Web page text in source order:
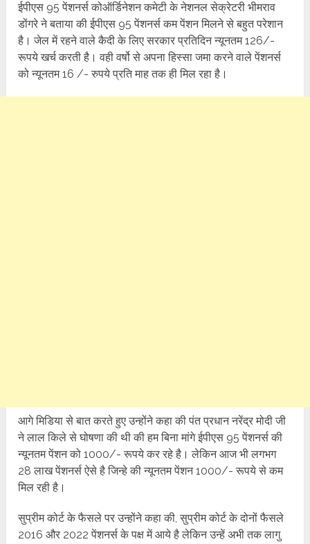
ईपीएस 95 पेंशनर्स कोऑर्डिनेशन कमेटी के नेशनल सेक्रेटरी भीमराव
डोंगरे ने बताया की ईपीएस 95 पेंशनर्स कम पेंशन मिलने से बहुत परेशान
है। जेल में रहने वाले कैदी के लिए सरकार प्रतिदिन न्यूनतम 126/-
रूपये खर्च करती है। वही वर्षो से अपना हिस्सा जमा करने वाले पेंशनर्स
को न्यूनतम 16 /- रुपये प्रति माह तक ही मिल रहा है।
आगे मिडिया से बात करते हुए उन्होंने कहा की पंत प्रधान नरेंद्र मोदी जी
ने लाल किले से घोषणा की थी की हम बिना मांगे ईपीएस 95 पेंशनर्स की
न्यूनतम पेंशन को 1000/- रूपये कर रहे है। लेकिन आज भी लगभग
28 लाख पेंशनर्स ऐसे है जिन्हे की न्यूनतम पेंशन 1000/- रूपये से कम
मिल रही है।
सुप्रीम कोर्ट के फैसले पर उन्होंने कहा की, सुप्रीम कोर्ट के दोनों फैसले
2016 और 2022 पेंशनर्स के पक्ष में आये है लेकिन उन्हें अभी तक लागु